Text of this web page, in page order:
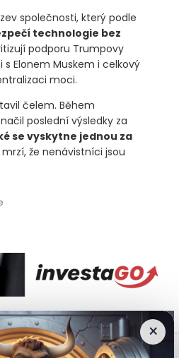
společnosti, který podle
technologie bez
podporu Trumpovy
Elonem Muskem i celkový
moci.
čelem. Během
poslední výsledky za
se vyskytne jednou za
mrzí, že nenávistníci jsou
která se dlouho pohybovala
×